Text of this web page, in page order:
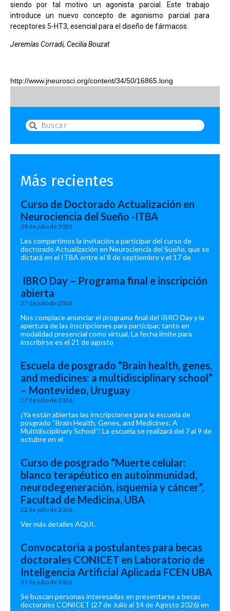
siendo por tal motivo un agonista parcial. Este trabajo
introduce un nuevo concepto de agonismo parcial para
receptores 5-HT3, esencial para el diseño de fármacos.
Jeremías Corradi, Cecilia Bouzat
http://www.jneurosci.org/content/34/50/16865.long
Más recientes
Curso de Doctorado Actualización en
Neurociencia del Sueño -ITBA
29 de julio de 2026
Les compartimos la invitación a participar del curso de
doctorado Actualización en Neurociencia del Sueño, que se
dictará en el ITBA entre el 8 de septiembre y el 17 de
IBRO Day – Programa final e inscripción
abierta
27 de julio de 2026
Nos complace anunciar el programa final del IBRO Day y la
apertura de las inscripciones para participar, tanto en
modalidad presencial como virtual. La fecha límite para
inscribirse es el 21 de agosto
Escuela de posgrado “Brain health, genes,
and medicines: a multidisciplinary school”
– Montevideo, Uruguay
27 de julio de 2026
¡Ya están abiertas las inscripciones para la escuela de
posgrado “Brain Health, Genes, and Medicines: A
Multidisciplinary School”! La escuela se realizará del 7 al 9 de
octubre en el
Curso de posgrado “Muerte celular:
blanco terapéutico en autoinmunidad,
neurodegeneración, isquemia y cáncer”,
Facultad de Medicina, UBA
22 de julio de 2026
Ver más detalles AQUI.
Convocatoria a postulantes para becas
doctorales CONICET en Laboratorio de
Inteligencia Artificial Aplicada FCEN UBA
21 de julio de 2026
Se buscan personas interesadas en presentarse a becas
doctorales CONICET (27 de Julio al 14 de Agosto 2026) en